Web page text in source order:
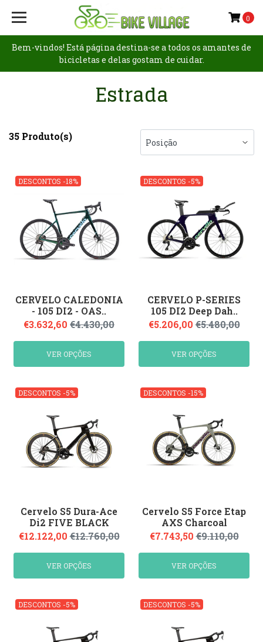
Bem-vindos! Está página destina-se a todos os amantes de
bicicletas e delas gostam de cuidar.
0
Estrada
35 Produto(s)
DESCONTOS -18%
CERVELO CALEDONIA
- 105 DI2 - OAS..
€3.632,60 €4.430,00
VER OPÇÕES
DESCONTOS -5%
CERVELO P-SERIES
105 DI2 Deep Dah..
€5.206,00 €5.480,00
VER OPÇÕES
DESCONTOS -5%
Cervelo S5 Dura-Ace
Di2 FIVE BLACK
€12.122,00 €12.760,00
VER OPÇÕES
DESCONTOS -15%
Cervelo S5 Force Etap
AXS Charcoal
€7.743,50 €9.110,00
VER OPÇÕES
DESCONTOS -5% DESCONTOS -5%